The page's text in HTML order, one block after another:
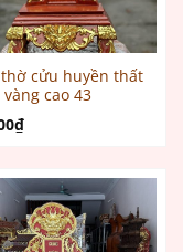
cửu huyền thất
cao 43
₫